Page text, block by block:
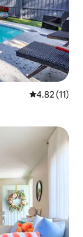
平均评分
4.82 (11)